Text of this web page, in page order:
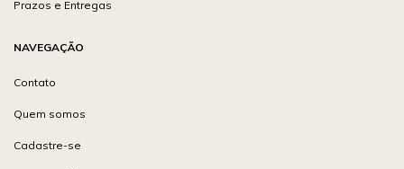
Prazos e Entregas
NAVEGAÇÃO
Contato
Quem somos
Cadastre-se